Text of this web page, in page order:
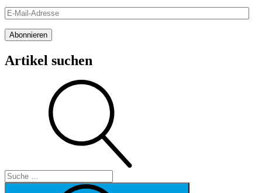
E-
Mail-
Adresse
Abonnieren
Artikel suchen